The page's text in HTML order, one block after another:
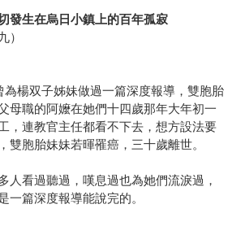
發生在烏日小鎮上的百年孤寂
）
為楊双子姊妹做過一篇深度報導，雙胞胎
母職的阿嬤在她們十四歲那年大年初一
，連教官主任都看不下去，想方設法要
雙胞胎妹妹若暉罹癌，三十歲離世。
人看過聽過，嘆息過也為她們流淚過，
一篇深度報導能說完的。